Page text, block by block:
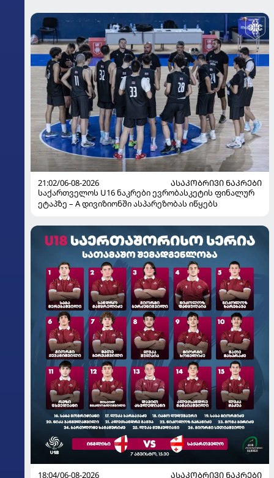
21:02/06-08-2026
ᲐᲡᲐᲙᲝᲑᲠᲘᲕᲘ ᲜᲐᲙᲠᲔᲑᲘ
საქართველოს U16 ნაკრები ევრობასკეტის ფინალურ
ეტაპზე – A დივიზიონში ასპარეზობას იწყებს
18:04/06-08-2026 ᲐᲡᲐᲙᲝᲑᲠᲘᲕᲘ ᲜᲐᲙᲠᲔᲑᲘ